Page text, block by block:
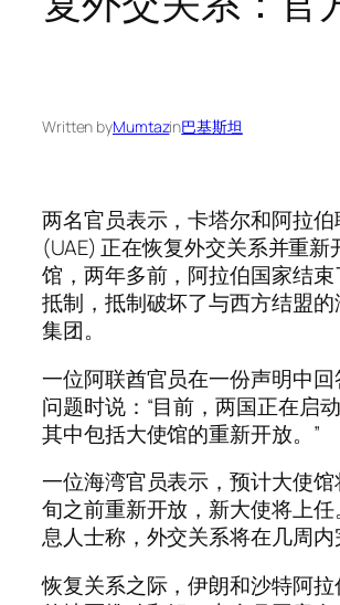
Written byMumtazin巴基斯坦
两名官员表示，卡塔尔和阿拉伯
(UAE) 正在恢复外交关系并重新
馆，两年多前，阿拉伯国家结
抵制，抵制破坏了与西方结盟
集团。
一位阿联酋官员在一份声明中
问题时说：“目前，两国正在启
其中包括大使馆的重新开放。”
一位海湾官员表示，预计大使馆
旬之前重新开放，新大使将上任
息人士称，外交关系将在几周内
恢复关系之际，伊朗和沙特阿拉